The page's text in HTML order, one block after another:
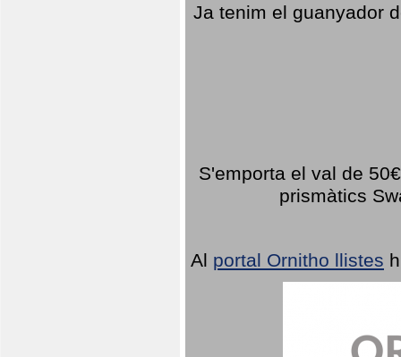
Ja tenim el guanyador
S'emporta el val de
prismàtics
Al portal Ornitho llistes